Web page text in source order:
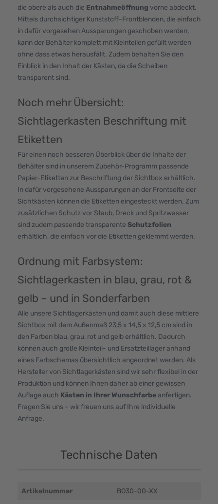
die obere als auch die Entnahmeöffnung vorne abdeckt.
Mittels durchsichtiger Kunststoff-Frontblenden, die einfach
in dafür vorgesehen Aussparungen geschoben werden,
kann der Behälter komplett mit Kleinteilen gefüllt werden
ohne dass etwas herausfällt. Zudem behalten Sie den
Einblick in den Inhalt der Kästen, da die Scheiben
transparent sind.
Noch mehr Übersicht:
Sichtlagerkasten Beschriftung mit
Etiketten
Für einen noch besseren Überblick über die Inhalte der
Behälter sind in unserem Zubehör-Programm passende
Papier-Etiketten zur Beschriftung der Sichtbox erhältlich.
In dafür vorgesehene Aussparungen an der Frontseite der
Sichtkästen können die Etiketten eingesteckt werden. Zum
zusätzlichen Schutz vor Staub, Dreck und Spritzwasser
sind zudem passende transparente Schutzfolien
erhältlich, die einfach vor die Etiketten geklemmt werden.
Ordnung mit Farbsystem:
Sichtlagerkasten in blau, grau, rot &
gelb – und in Sonderfarben
Alle unsere Sichtlagerkästen und damit auch diese mittlere
Sichtbox mit dem Außenmaß 23,5 x 14,5 x 12,5 cm sind in
den Farben blau, grau, rot und gelb erhältlich. Dadurch
können auch große Kleinteil- und Ersatzteillager anhand
eines Farbschemas übersichtlich angeordnet werden. Als
Hersteller von Sichtlagerkästen sind wir sehr flexibel in der
Produktion und können Ihnen daher ab einer gewissen
Auflage auch Kästen in Ihrer Wunschfarbeanfertigen.
Fragen Sie uns – wir freuen uns auf Ihre individuelle
Anfrage.
Technische Daten
Artikelnummer BO30-00-XX